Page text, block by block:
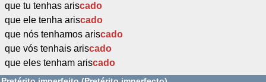
que tu tenhas ariscado
que ele tenha ariscado
que nós tenhamos ariscado
que vós tenhais ariscado
que eles tenham ariscado